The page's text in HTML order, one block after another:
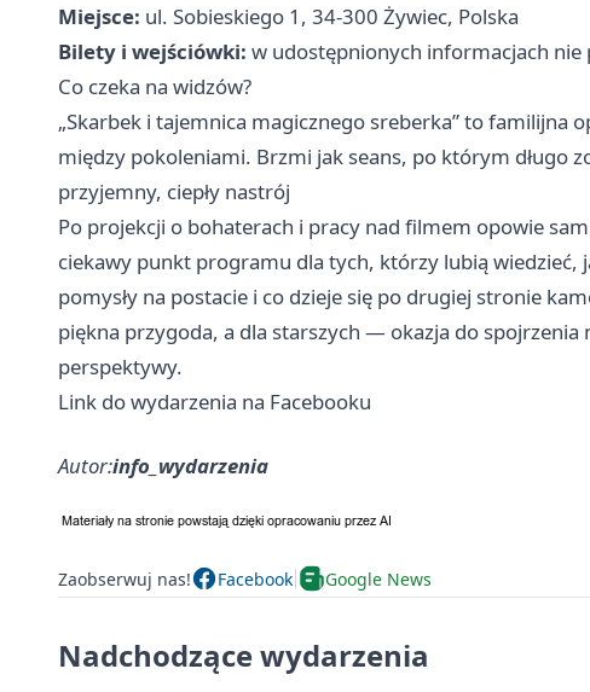
Miejsce: ul. Sobieskiego 1, 34-300 Żywiec, Polska
Bilety i wejściówki: w udostępnionych informacjach nie
Co czeka na widzów?
„Skarbek i tajemnica magicznego sreberka” to familijna
między pokoleniami. Brzmi jak seans, po którym długo
przyjemny, ciepły nastrój
Po projekcji o bohaterach i pracy nad filmem opowie sam
ciekawy punkt programu dla tych, którzy lubią wiedzieć,
pomysły na postacie i co dzieje się po drugiej stronie
piękna przygoda, a dla starszych — okazja do spojrzenia
perspektywy.
Link do wydarzenia na Facebooku
Autor:info_wydarzenia
Zaobserwuj nas! Facebook Google News
Nadchodzące wydarzenia